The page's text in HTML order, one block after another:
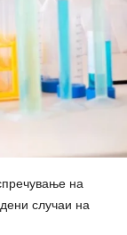
на
случаи на